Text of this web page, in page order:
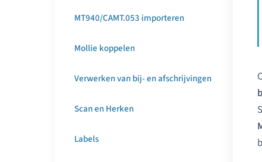
MT940/CAMT.053 importeren
Mollie koppelen
Verwerken van bij- en afschrijvingen
Scan en Herken
Labels